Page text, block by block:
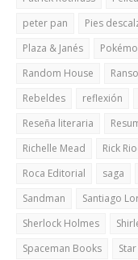
peter pan
Pies
Plaza & Janés
Random House
Rebeldes
reflexión
Reseña literaria
Richelle Mead
Rick
Roca Editorial
saga
Sandman
Santiago
Sherlock Holmes
Spaceman Books